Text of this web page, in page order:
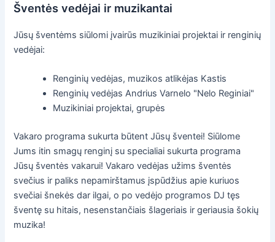
Šventės vedėjai ir muzikantai
Jūsų šventėms siūlomi įvairūs muzikiniai projektai ir renginių
vedėjai:
Renginių vedėjas, muzikos atlikėjas Kastis
Renginių vedėjas Andrius Varnelo "Nelo Reginiai"
Muzikiniai projektai, grupės
Vakaro programa sukurta būtent Jūsų šventei! Siūlome
Jums itin smagų renginį su specialiai sukurta programa
Jūsų šventės vakarui! Vakaro vedėjas užims šventės
svečius ir paliks nepamirštamus įspūdžius apie kuriuos
svečiai šnekės dar ilgai, o po vedėjo programos DJ tęs
šventę su hitais, nesenstančiais šlageriais ir geriausia šokių
muzika!